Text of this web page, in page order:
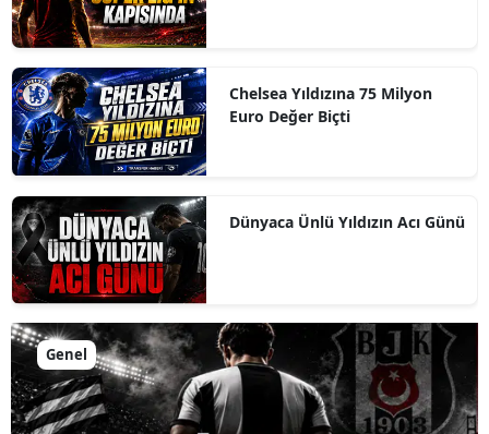
Chelsea Yıldızına 75 Milyon
Euro Değer Biçti
Dünyaca Ünlü Yıldızın Acı Günü
Genel